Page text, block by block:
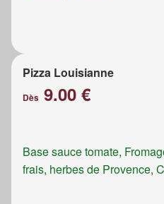
Pizza Louisianne
Dès 9.00 €
Base sauce tomate,
frais, herbes de Provence,